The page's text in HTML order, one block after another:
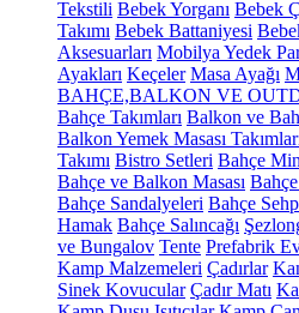
Tekstili Bebek Yorganı Bebek
Takımı Bebek Battaniyesi
Aksesuarları Mobilya Yedek
Ayakları Keçeler Masa Ayağı
BAHÇE,BALKON VE
Bahçe Takımları Balkon ve
Balkon Yemek Masası
Takımı Bistro Setleri Bahçe
Bahçe ve Balkon Masası
Bahçe Sandalyeleri Bahçe
Hamak Bahçe Salıncağı
ve Bungalov Tente Prefabrik
Kamp Malzemeleri Çadırlar
Sinek Kovucular Çadır Matı